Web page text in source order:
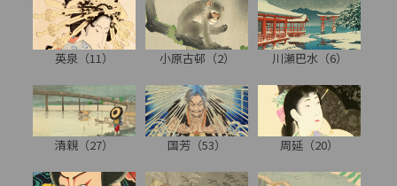
英泉（11） 小原古邨（2） 川瀬巴水（6）
清親（27） 国芳（53） 周延（20）